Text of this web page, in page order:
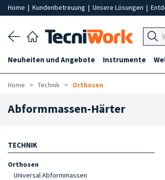
Home | Kundenbetreuung | Unsere Lösungen |
Neuheiten und Angebote Instrumente
Home Technik Orthosen
Abformmassen-Härter
TECHNIK
Orthosen
Universal Abformmassen